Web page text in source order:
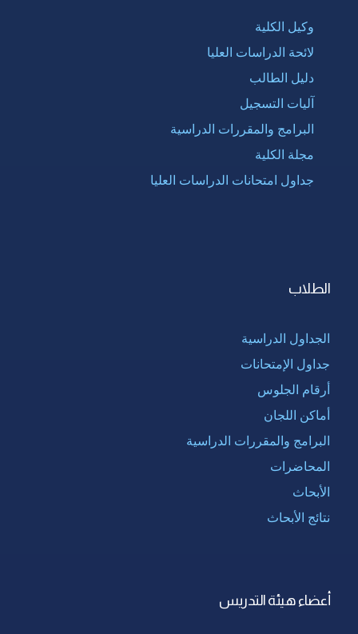
وكيل الكلية
لائحة الدراسات العليا
دليل الطالب
آليات التسجيل
البرامج والمقررات الدراسية
مجلة الكلية
جداول امتحانات الدراسات العليا
الطلاب
الجداول الدراسية
جداول الإمتحانات
أرقام الجلوس
أماكن اللجان
البرامج والمقررات الدراسية
المحاضرات
الأبحاث
نتائج الأبحاث
أعضاء هيئة التدريس